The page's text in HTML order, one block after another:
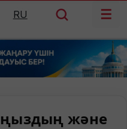
RU ☰
және